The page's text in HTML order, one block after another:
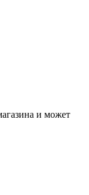
и может